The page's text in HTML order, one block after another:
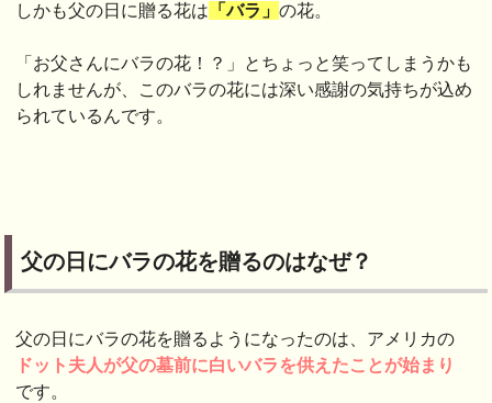
しかも父の日に贈る花は 「バラ」の花。
「お父さんにバラの花！？」とちょっと笑ってしまうかも
しれませんが、このバラの花には深い感謝の気持ちが込め
られているんです。
父の日にバラの花を贈るのはなぜ？
父の日にバラの花を贈るようになったのは、アメリカの
ドット夫人が父の墓前に白いバラを供えたことが始まり
です。